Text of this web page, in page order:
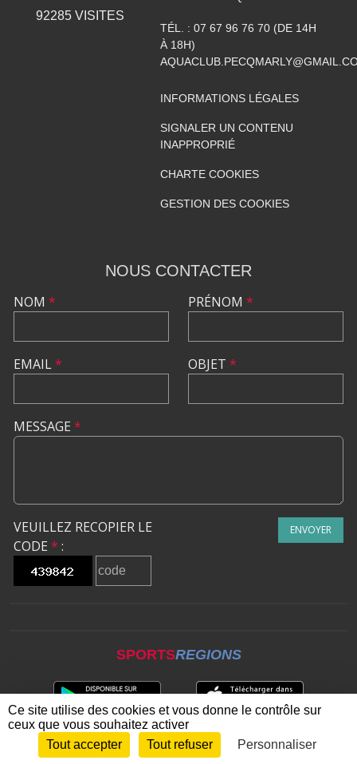
92285VISITES
TÉL. : 07 67 96 76 70 (DE 14H
À 18H)
INFORMATIONS LÉGALES
SIGNALER UN CONTENU
INAPPROPRIÉ
CHARTE COOKIES
GESTION DES COOKIES
NOUS CONTACTER
NOM *
EMAIL*
PRÉNOM *
OBJET *
MESSAGE *
VEUILLEZ RECOPIER LE
CODE * :
ENVOYER
SPORTSREGIONS
Envie de participer ? CONNEXION
Ce site utilise des cookies et vous donne le contrôle sur
ceux que vous souhaitez activer
Tout accepter
Tout refuser Personnaliser